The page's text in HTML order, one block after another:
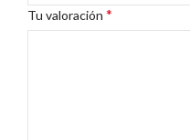
Tu valoración *